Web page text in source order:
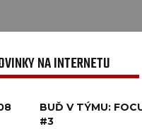
NA INTERNETU
BUĎ V TÝMU:
#3